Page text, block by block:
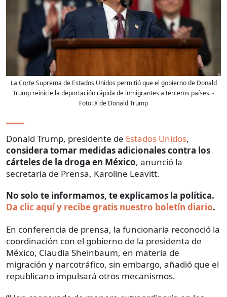
La Corte Suprema de Estados Unidos permitió que el gobierno de Donald
Trump reinicie la deportación rápida de inmigrantes a terceros países.-
Foto:X de Donald Trump
Donald Trump, presidente de Estados Unidos,
considera tomar medidas adicionales contra los
cárteles de la droga en México, anunció la
secretaria de Prensa, Karoline Leavitt.
No solo te informamos, te explicamos la política.
Da clic aquí y recibe gratis nuestro boletín diario.
En conferencia de prensa, la funcionaria reconoció la
coordinación con el gobierno de la presidenta de
México, Claudia Sheinbaum, en materia de
migración y narcotráfico, sin embargo, añadió que el
republicano impulsará otros mecanismos.